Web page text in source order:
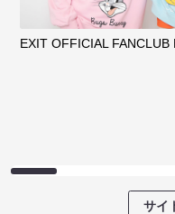
EXIT OFFICIAL FANCLUB
サイ